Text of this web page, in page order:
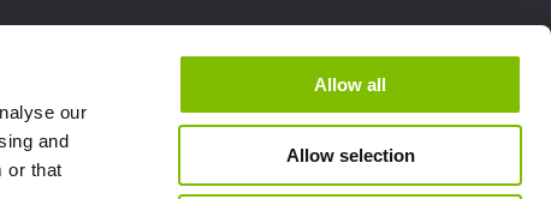
our
and
or that
Allow all
Allow selection